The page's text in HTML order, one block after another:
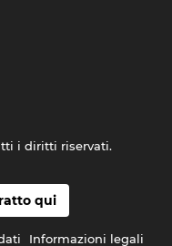
qui
Informazioni legali
i diritti riservati.